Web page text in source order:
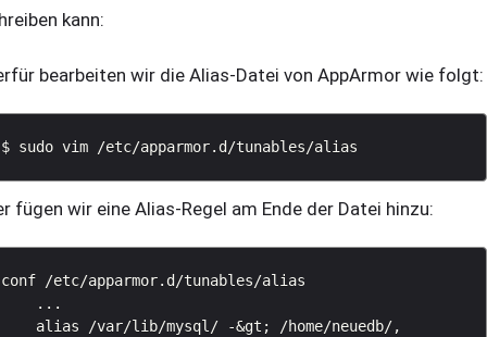
kann:
bearbeiten wir die Alias-Datei von AppArmor wie folgt:
fügen wir eine Alias-Regel am Ende der Datei hinzu:
conf /etc/apparmor.d/tunables/alias
    ...
    alias /var/lib/mysql/ -&gt; /home/neuedb/,